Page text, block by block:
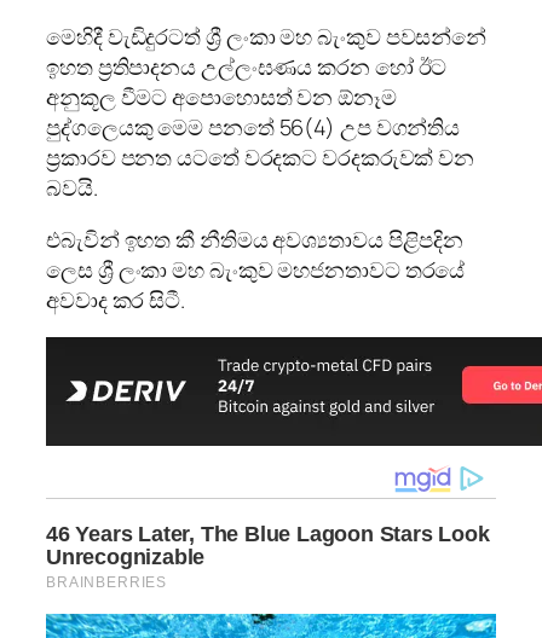
මෙහිදී වැඩිදුරටත් ශ්‍රී ලංකා මහ බැංකුව පවසන්නේ
ඉහත ප්‍රතිපාදනය උල්ලංඝණය කරන හෝ ඊට
අනුකූල වීමට අපොහොසත් වන ඕනෑම
පුද්ගලෙයකු මෙම පනතේ 56(4) උප වගන්තිය
ප්‍රකාරව පනත යටතේ වරදකට වරදකරුවක් වන
බවයි.
එබැවින් ඉහත කී නීතිමය අවශ්‍යතාවය පිළිපදින
ලෙස ශ්‍රී ලංකා මහ බැංකුව මහජනතාවට තරයේ
අවවාද කර සිටී.